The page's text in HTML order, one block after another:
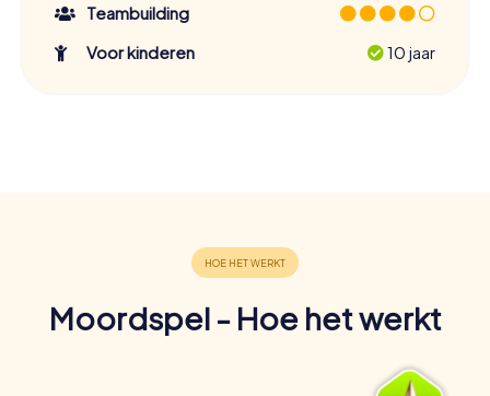
Teambuilding
Voor kinderen
10 jaar
Moordspel - Hoe het werkt